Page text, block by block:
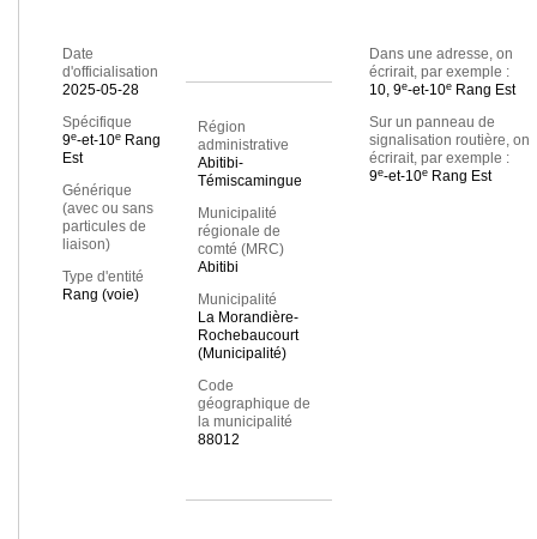
Date
d'officialisation
2025-05-28
Spécifique
9e-et-10e Rang
Est
Générique
(avec ou sans
particules de
liaison)
Type d'entité
Rang (voie)
Région
administrative
Abitibi-
Témiscamingue
Municipalité
régionale de
comté (MRC)
Abitibi
Municipalité
La Morandière-
Rochebaucourt
(Municipalité)
Code
géographique de
la municipalité
88012
Dans une adresse, on
écrirait, par exemple :
10, 9e-et-10eRang Est
Sur un panneau de
signalisation routière, on
écrirait, par exemple :
9e-et-10eRang Est